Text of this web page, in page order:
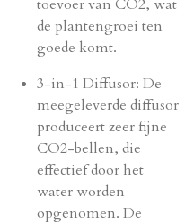
toevoer van CO2, wat
de plantengroei ten
goede komt.
3-in-1 Diffusor: De
meegeleverde diffusor
produceert zeer fijne
CO2-bellen, die
effectief door het
water worden
opgenomen. De